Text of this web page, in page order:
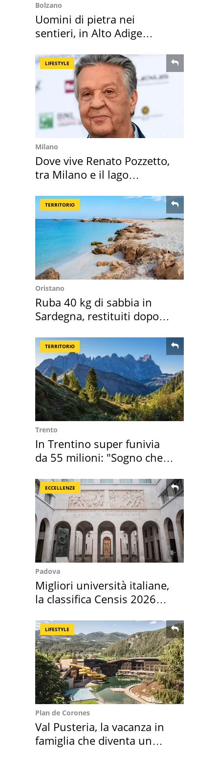
Bolzano
Uomini di pietra nei
sentieri, in Alto Adige
LIFESTYLE
Milano
Dove vive Renato Pozzetto,
tra Milano e il lago
TERRITORIO
Oristano
Ruba 40 kg di sabbia in
Sardegna, restituiti dopo
TERRITORIO
Trento
In Trentino super funivia
da 55 milioni: "Sogno che si
ECCELLENZE
Padova
Migliori università italiane,
la classifica Censis 2026
LIFESTYLE
Plan de Corones
Val Pusteria, la vacanza in
famiglia che diventa un